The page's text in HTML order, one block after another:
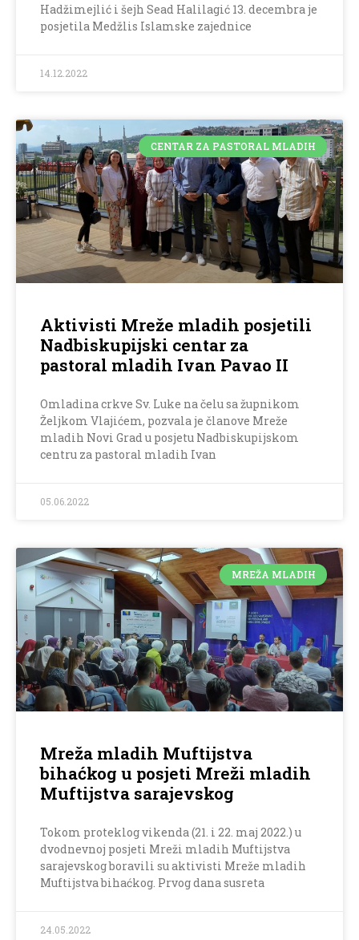
Hadžimejlić i šejh Sead Halilagić 13. decembra je
posjetila Medžlis Islamske zajednice
14.12.2022
CENTAR ZA PASTORAL MLADIH
Aktivisti Mreže mladih posjetili
Nadbiskupijski centar za
pastoral mladih Ivan Pavao II
Omladina crkve Sv. Luke na čelu sa župnikom
Željkom Vlajićem, pozvala je članove Mreže
mladih Novi Grad u posjetu Nadbiskupijskom
centru za pastoral mladih Ivan
05.06.2022
MREŽA MLADIH
Mreža mladih Muftijstva
bihaćkog u posjeti Mreži mladih
Muftijstva sarajevskog
Tokom proteklog vikenda (21. i 22. maj 2022.) u
dvodnevnoj posjeti Mreži mladih Muftijstva
sarajevskog boravili su aktivisti Mreže mladih
Muftijstva bihaćkog. Prvog dana susreta
24.05.2022